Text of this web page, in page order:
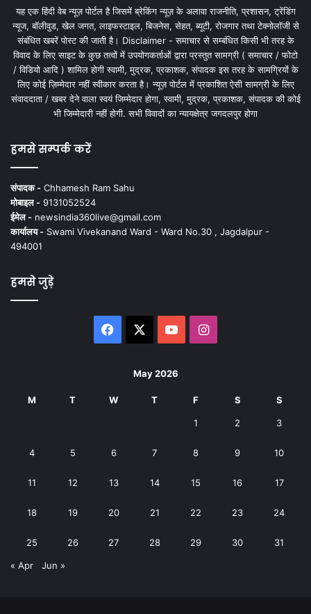
यह एक हिंदी वेब न्यूज़ पोर्टल है जिसमें ब्रेकिंग न्यूज़ के अलावा राजनीति, प्रशासन, ट्रेंडिंग
न्यूज, बॉलीवुड, खेल जगत, लाइफस्टाइल, बिजनेस, सेहत, ब्यूटी, रोजगार तथा टेक्नोलॉजी से
संबंधित खबरें पोस्ट की जाती है। Disclaimer - समाचार से सम्बंधित किसी भी तरह के
विवाद के लिए साइट के कुछ तत्वों में उपयोगकर्ताओं द्वारा प्रस्तुत सामग्री ( समाचार / फोटो
/ विडियो आदि ) शामिल होगी स्वामी, मुद्रक, प्रकाशक, संपादक इस तरह के सामग्रियों के
लिए कोई ज़िम्मेदार नहीं स्वीकार करता है। न्यूज़ पोर्टल में प्रकाशित ऐसी सामग्री के लिए
संवाददाता / खबर देने वाला स्वयं जिम्मेदार होगा, स्वामी, मुद्रक, प्रकाशक, संपादक की कोई
भी जिम्मेदारी नहीं होगी. सभी विवादों का न्यायक्षेत्र जगदलपुर होगा
हमसे सम्पर्क करें
संपादक - Chhamesh Ram Sahu
मोबाइल - 9131052524
ईमेल - newsindia360live@gmail.com
कार्यालय - Swami Vivekanand Ward - Ward No.30 , Jagdalpur -
494001
हमसे जुड़े
Facebook YouTubeInstagram
May 2026
M T W T F S S
1 2 3
4 5 6 7 8 9 10
11 12 13 14 15 16 17
18 19 20 21 22 23 24
25 26 27 28 29 30 31
« Apr Jun »